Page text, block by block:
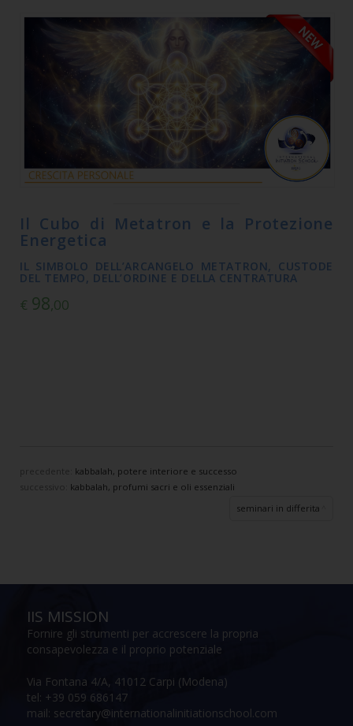
Il Cubo di Metatron e la Protezione
Energetica
IL SIMBOLO DELL’ARCANGELO METATRON, CUSTODE
DEL TEMPO, DELL’ORDINE E DELLA CENTRATURA
€ 98,00
precedente: kabbalah, potere interiore e successo
kabbalah, profumi sacri e oli essenziali
seminari in differita
IIS MISSION
Fornire gli strumenti per accrescere la propria
consapevolezza e il proprio potenziale
Via Fontana 4/A, 41012 Carpi (Modena)
tel: +39 059 686147
mail: secretary@internationalinitiationschool.com